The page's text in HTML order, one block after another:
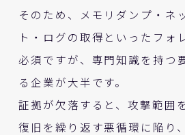
そのため、メモリダンプ・ネ
ト・ログの取得といったフォ
必須ですが、専門知識を持つ
る企業が大半です。
証拠が欠落すると、攻撃範囲
復旧を繰り返す悪循環に陥り